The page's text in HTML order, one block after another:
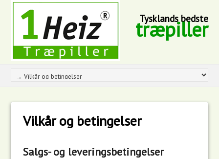
Tysklands bedste
træpiller
Vilkår og betingelser
Salgs- og leveringsbetingelser